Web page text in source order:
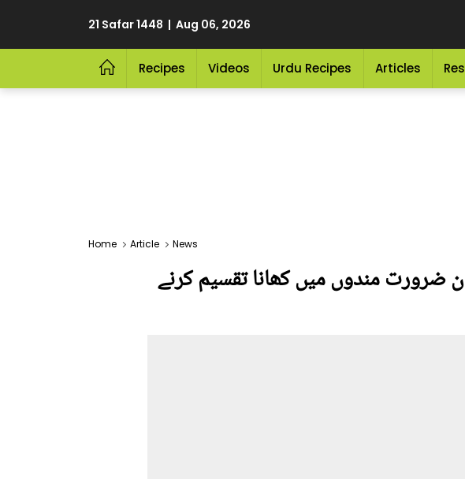
21 Safar 1448 | Aug 06, 2026
Recipes Videos Urdu Recipes Articles
Home Article News
ضرورت مندوں میں کھانا تقسیم کرنے